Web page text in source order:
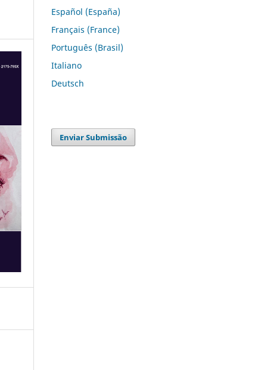
Español (España)
Français (France)
Português (Brasil)
Italiano
Deutsch
Enviar Submissão